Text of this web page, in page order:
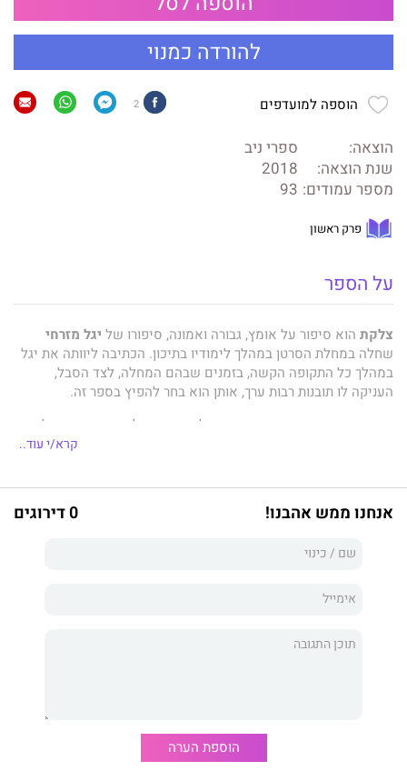
להורדה כמנוי
הוספה למועדפים 2
הוצאה:
ספרי ניב
שנת הוצאה:
2018
מספר עמודים: 93
פרק ראשון
על הספר
צלקת הוא סיפור על אומץ, גבורה ואמונה, סיפורו של יגל מזרחי
שחלה במחלת הסרטן במהלך לימודיו בתיכון. הכתיבה ליוותה את יגל
במהלך כל התקופה הקשה, בזמנים שבהם המחלה, לצד הסבל,
העניקה לו תובנות רבות ערך, אותן הוא בחר להפיץ בספר זה.
בכתיבה ישרה, נאמנה ושקופה, מצליח המחבר לגעת בדמעות של
קרא/י עוד..
אנחנו ממש אהבנו! 0 דירוגים
הוספת הערה